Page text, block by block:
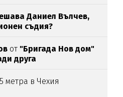
Даниел Вълчев,
съдия?
от "Бригада Нов дом"
друга
метра в Чехия